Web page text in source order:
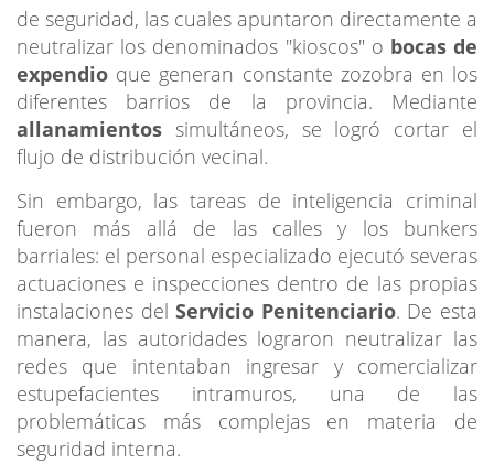
de seguridad, las cuales apuntaron directamente a
neutralizar los denominados "kioscos" o bocas de
expendio que generan constante zozobra en los
diferentes barrios de la provincia. Mediante
allanamientos simultáneos, se logró cortar el
flujo de distribución vecinal.
Sin embargo, las tareas de inteligencia criminal
fueron más allá de las calles y los bunkers
barriales: el personal especializado ejecutó severas
actuaciones e inspecciones dentro de las propias
instalaciones delServicio Penitenciario. De esta
manera, las autoridades lograron neutralizar las
redes que intentaban ingresar y comercializar
estupefacientes intramuros, una de las
problemáticas más complejas en materia de
seguridad interna.